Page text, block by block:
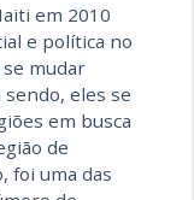
em 2010
e política no
mudar
eles se
em busca
de
foi uma das